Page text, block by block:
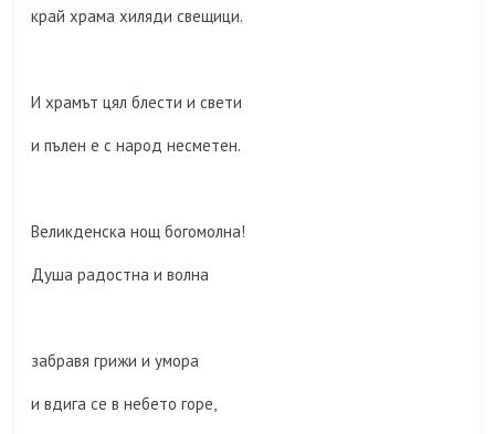
край храма хиляди свещици.
И храмът цял блести и свети
и пълен е с народ несметен.
Великденска нощ богомолна!
Душа радостна и волна
забравя грижи и умора
и вдига се в небето горе,